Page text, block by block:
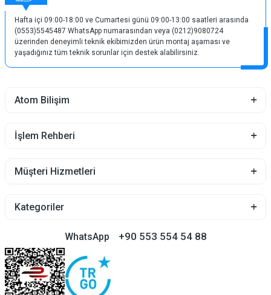
Hafta içi 09:00-18:00 ve Cumartesi günü 09:00-13:00 saatleri arasında
(0553)5545487 WhatsApp numarasından veya (0212)9080724
üzerinden deneyimli teknik ekibimizden ürün montaj aşaması ve
yaşadığınız tüm teknik sorunlar için destek alabilirsiniz.
Atom Bilişim
İşlem Rehberi
Müşteri Hizmetleri
Kategoriler
WhatsApp +90 553 554 54 88